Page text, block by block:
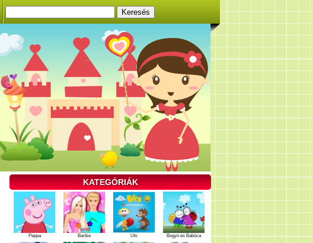
KATEGÓRIÁK
Peppa Barbie Uki Bogyó és Babóca